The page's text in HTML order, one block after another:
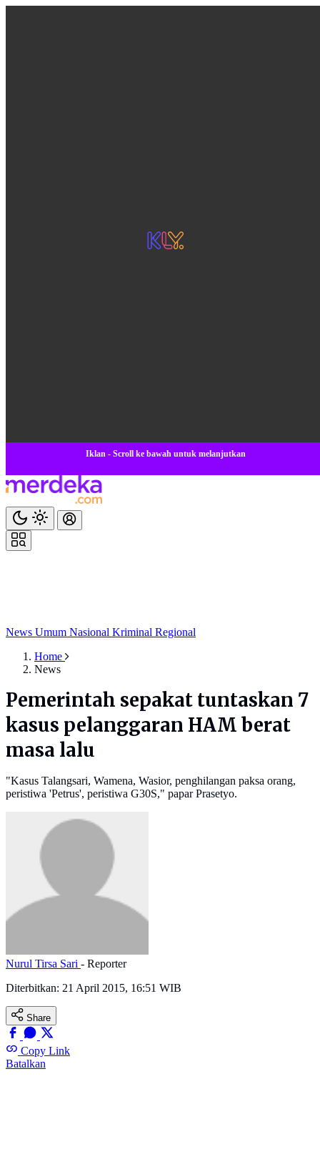
Iklan - Scroll ke bawah untuk melanjutkan
News Umum Nasional Kriminal Regional
Home
News
Pemerintah sepakat tuntaskan 7
kasus pelanggaran HAM berat
masa lalu
"Kasus Talangsari, Wamena, Wasior, penghilangan paksa orang,
peristiwa 'Petrus', peristiwa G30S," papar Prasetyo.
Nurul Tirsa Sari - Reporter
Diterbitkan: 21 April 2015, 16:51 WIB
Share
Copy Link
Batalkan